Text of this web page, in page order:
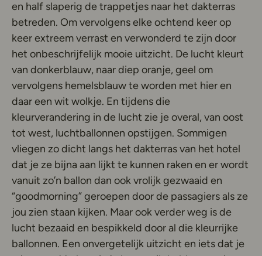
en half slaperig de trappetjes naar het dakterras
betreden. Om vervolgens elke ochtend keer op
keer extreem verrast en verwonderd te zijn door
het onbeschrijfelijk mooie uitzicht. De lucht kleurt
van donkerblauw, naar diep oranje, geel om
vervolgens hemelsblauw te worden met hier en
daar een wit wolkje. En tijdens die
kleurverandering in de lucht zie je overal, van oost
tot west, luchtballonnen opstijgen. Sommigen
vliegen zo dicht langs het dakterras van het hotel
dat je ze bijna aan lijkt te kunnen raken en er wordt
vanuit zo’n ballon dan ook vrolijk gezwaaid en
“goodmorning” geroepen door de passagiers als ze
jou zien staan kijken. Maar ook verder weg is de
lucht bezaaid en bespikkeld door al die kleurrijke
ballonnen. Een onvergetelijk uitzicht en iets dat je